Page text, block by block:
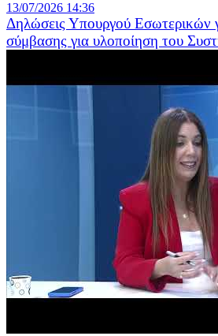
13/07/2026 14:36
Δηλώσεις Υπουργού Εσωτερικών
σύμβασης για υλοποίηση του